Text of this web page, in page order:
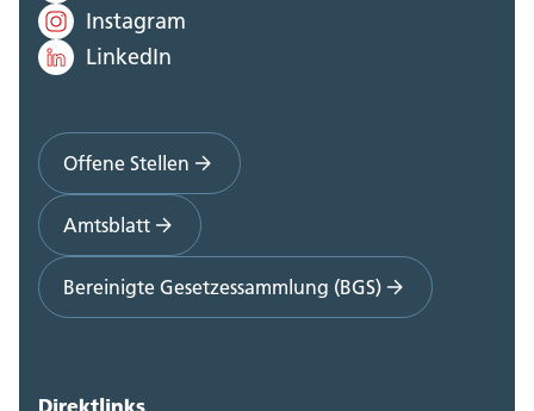
Instagram
LinkedIn
Offene Stellen
Amtsblatt
Bereinigte Gesetzessammlung (BGS)
Direktlinks